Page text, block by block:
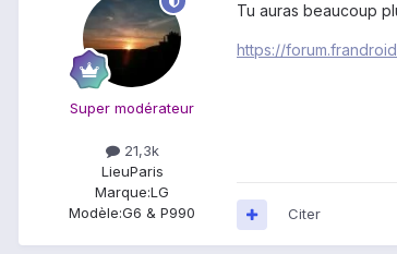
Super modérateur
21,3k
LieuParis
Marque:LG
Modèle:G6 & P990
Tu auras beaucoup
https://
Citer